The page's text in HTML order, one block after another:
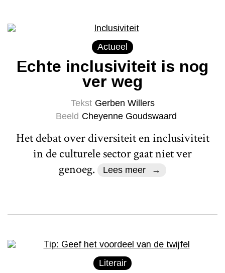
Actueel
Echte inclusiviteit is nog
ver weg
Tekst Gerben Willers
Beeld Cheyenne Goudswaard
Het debat over diversiteit en inclusiviteit
in de culturele sector gaat niet ver
genoeg.
Lees meer
Literair